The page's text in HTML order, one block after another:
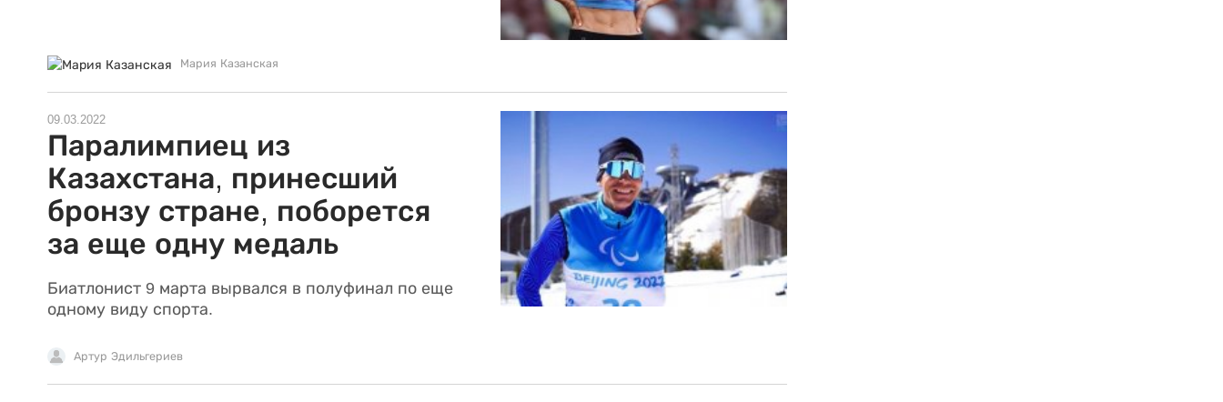
Мария Казанская
09.03.2022
Паралимпиец из
Казахстана, принесший
бронзу стране, поборется
за еще одну медаль
Биатлонист 9 марта вырвался в полуфинал по еще
одному виду спорта.
Артур Эдильгериев